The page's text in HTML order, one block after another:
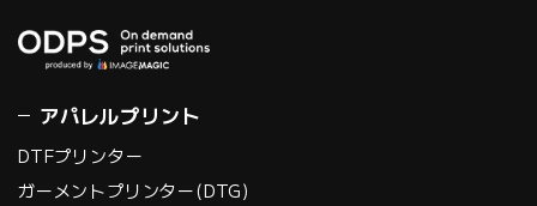
アパレルプリント
DTFプリンター
ガーメントプリンター(DTG)